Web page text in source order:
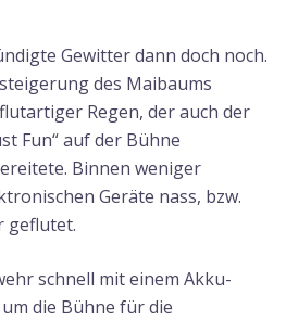
Gewitter dann doch noch.
des Maibaums
Regen, der auch der
Fun“ auf der Bühne
Binnen weniger
Geräte nass, bzw.
geflutet.
schnell mit einem Akku-
die Bühne für die